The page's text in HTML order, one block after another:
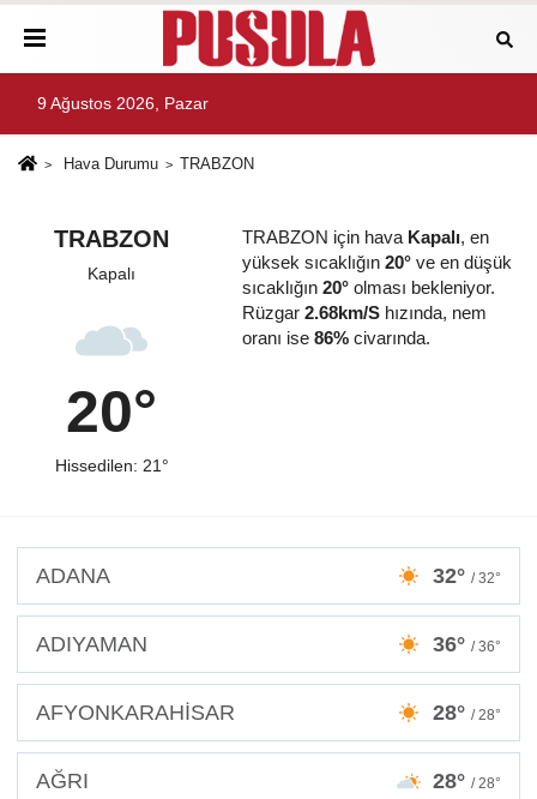
9 Ağustos 2026, Pazar
Hava Durumu TRABZON
TRABZON
Kapalı
20°
Hissedilen: 21°
TRABZON için hava Kapalı, en
yüksek sıcaklığın 20°ve en düşük
sıcaklığın 20°olması bekleniyor.
Rüzgar 2.68km/Shızında, nem
oranı ise 86%civarında.
ADANA 32° / 32°
ADIYAMAN 36° / 36°
AFYONKARAHİSAR 28° / 28°
AĞRI 28° / 28°